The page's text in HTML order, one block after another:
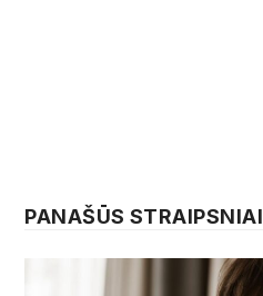
PANAŠŪS STRAIPSNIAI